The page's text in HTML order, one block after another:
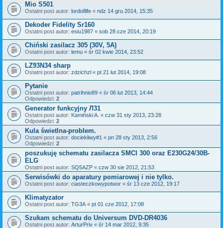
Mio S501
Ostatni post autor: lordoflife « ndz 14 gru 2014, 15:35
Dekoder Fidelity Sr160
Ostatni post autor: esiu1987 « sob 28 cze 2014, 20:19
Chiński zasilacz 305 (30V, 5A)
Ostatni post autor: lemu « śr 02 kwie 2014, 23:52
LZ93N34 sharp
Ostatni post autor: zdzichzl « pt 21 lut 2014, 19:08
Pytanie
Ostatni post autor: patrihnio89 « śr 06 lut 2013, 14:44
Odpowiedzi: 2
Generator funkcyjny Л31
Ostatni post autor: Kamiński A. « czw 31 sty 2013, 23:28
Odpowiedzi: 2
Kula świetlna-problem.
Ostatni post autor: dociekliwy#1 « pn 28 sty 2013, 2:56
Odpowiedzi: 2
poszukuję schematu zasilacza SMCI 300 oraz E230G24/30B-
ELG
Ostatni post autor: SQ5AZP « czw 30 sie 2012, 21:53
Serwisówki do aparatury pomiarowej i nie tylko.
Ostatni post autor: ciasteczkowypotwor « śr 13 cze 2012, 19:17
Klimatyzator
Ostatni post autor: TG3A « pt 01 cze 2012, 17:08
Szukam schematu do Universum DVD-DR4036
Ostatni post autor: ArturPriv « śr 14 mar 2012, 9:35